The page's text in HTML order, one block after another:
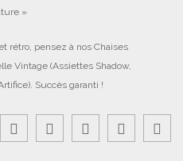
»
rétro, pensez à nos Chaises
Vintage (Assiettes Shadow,
Succès garanti !